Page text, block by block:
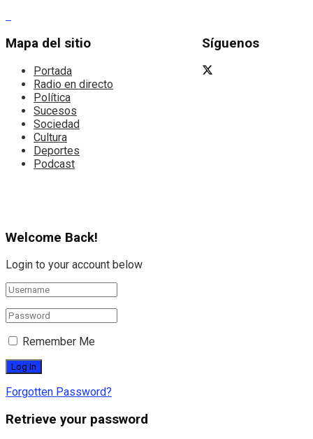
Mapa del sitio
Portada
Radio en directo
Política
Sucesos
Sociedad
Cultura
Deportes
Podcast
Síguenos
Welcome Back!
Login to your account below
Remember Me
Forgotten Password?
Retrieve your password